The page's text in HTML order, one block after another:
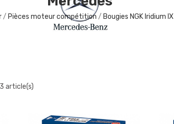
Pièces moteur compétition Bougies NGK Iridium IX
article(s)